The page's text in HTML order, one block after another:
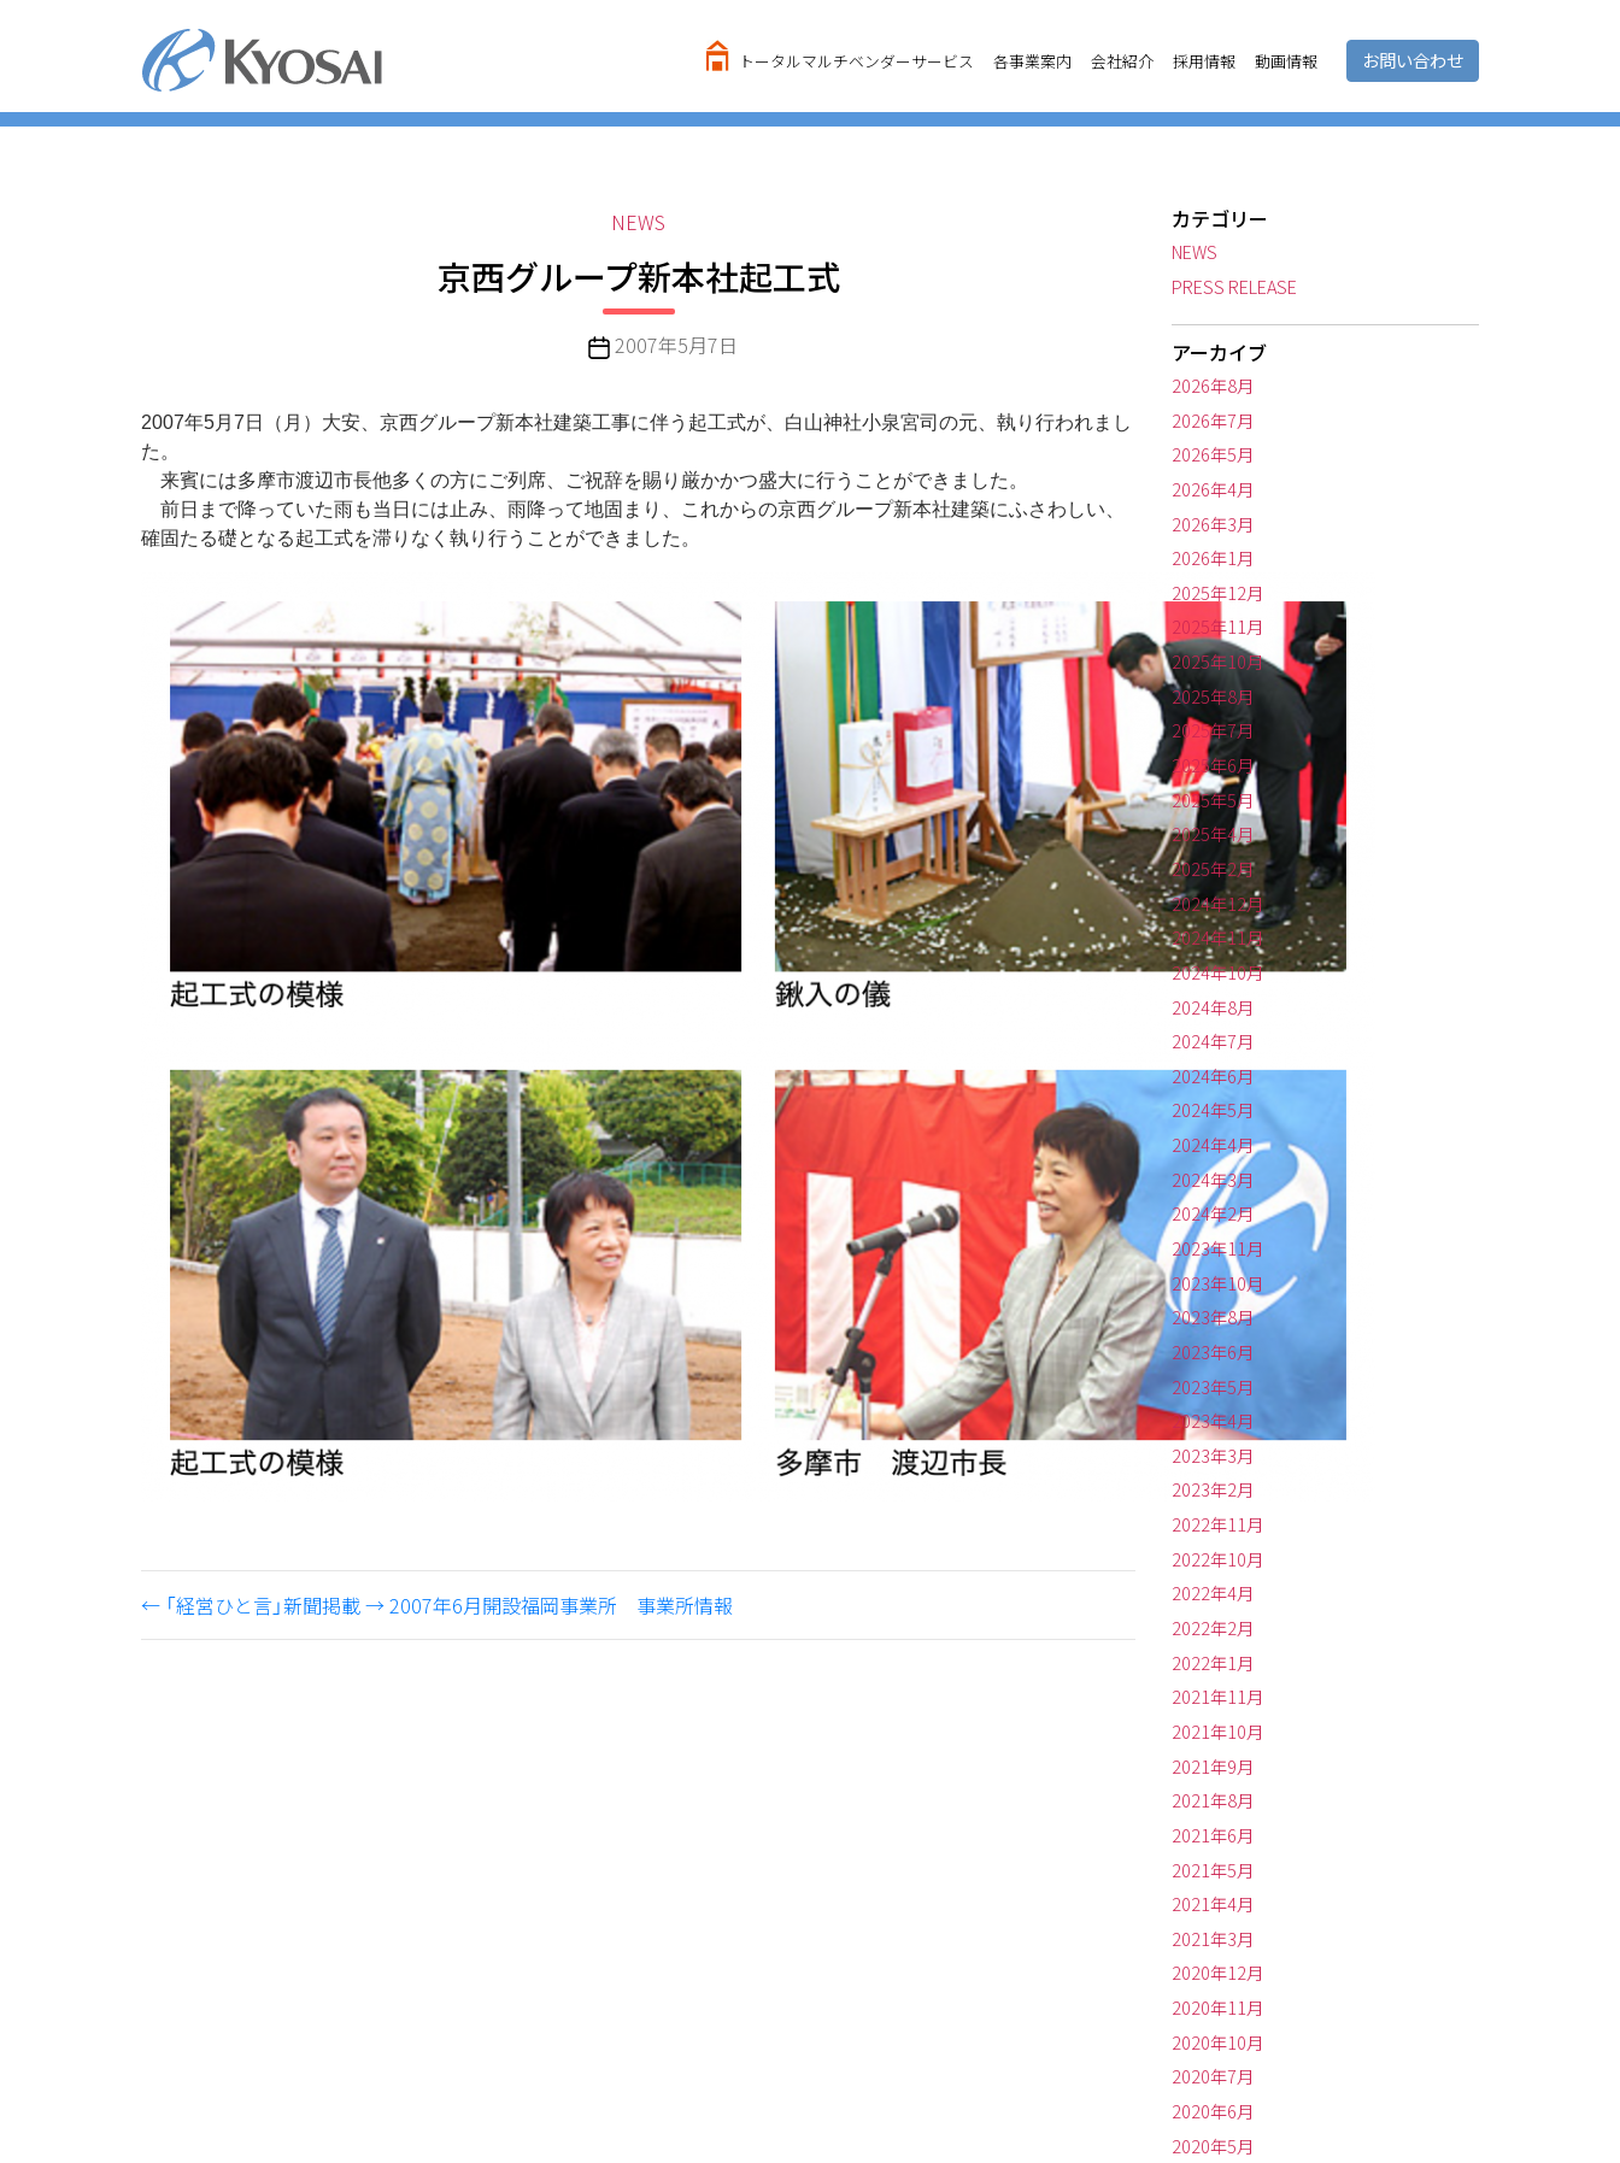
ツ
トータルマルチベンダーサービス 各事業案内 会社紹介 採用情報 動画情報 お問い合わせ
カ
ゴ
リ
ー
NEWS
京西グループ新本社起工式
投 2007年5月7日
2007年5月7日（月）大安、京西グループ新本社建築工事に伴う起工式が、白山神社小泉宮司の元、執り行われまし
た。
来賓には多摩市渡辺市長他多くの方にご列席、ご祝辞を賜り厳かかつ盛大に行うことができました。
前日まで降っていた雨も当日には止み、雨降って地固まり、これからの京西グループ新本社建築にふさわしい、
確固たる礎となる起工式を滞りなく執り行うことができました。
← 「経営ひと言」新聞掲載→2007年6月開設福岡事業所 事業所情報
カテゴリー
NEWS
PRESS RELEASE
アーカイブ
2026年8月
2026年7月
2026年5月
2026年4月
2026年3月
2026年1月
2025年12月
2025年11月
2025年10月
2025年8月
2025年7月
2025年6月
2025年5月
2025年4月
2025年2月
2024年12月
2024年11月
2024年10月
2024年8月
2024年7月
2024年6月
2024年5月
2024年4月
2024年3月
2024年2月
2023年11月
2023年10月
2023年8月
2023年6月
2023年5月
2023年4月
2023年3月
2023年2月
2022年11月
2022年10月
2022年4月
2022年2月
2022年1月
2021年11月
2021年10月
2021年9月
2021年8月
2021年6月
2021年5月
2021年4月
2021年3月
2020年12月
2020年11月
2020年10月
2020年7月
2020年6月
2020年5月